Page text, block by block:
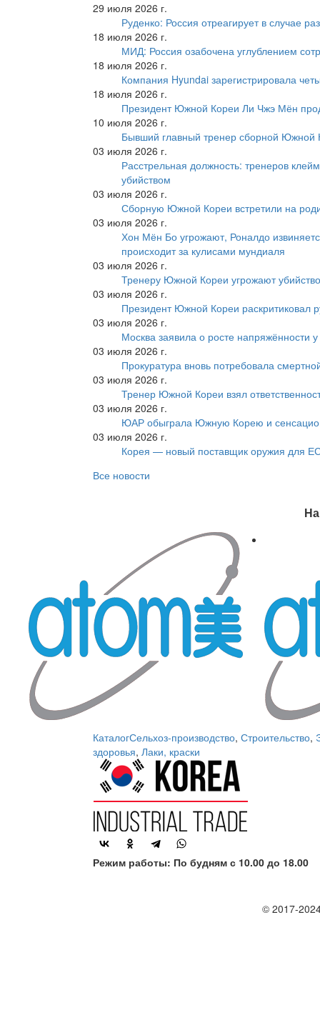
29 июля 2026 г.
Руденко: Россия отреагирует в случае
18 июля 2026 г.
МИД: Россия озабочена углублением
18 июля 2026 г.
Компания Hyundai зарегистрировала
18 июля 2026 г.
Президент Южной Кореи Ли Чжэ Мён
10 июля 2026 г.
Бывший главный тренер сборной Южной
03 июля 2026 г.
Расстрельная должность: тренеров
убийством
03 июля 2026 г.
Сборную Южной Кореи встретили на
03 июля 2026 г.
Хон Мён Бо угрожают, Роналдо
происходит за кулисами мундиаля
03 июля 2026 г.
Тренеру Южной Кореи угрожают
03 июля 2026 г.
Президент Южной Кореи раскритиковал
03 июля 2026 г.
Москва заявила о росте
03 июля 2026 г.
Прокуратура вновь потребовала
03 июля 2026 г.
Тренер Южной Кореи взял
03 июля 2026 г.
ЮАР обыграла Южную Корею и
03 июля 2026 г.
Корея — новый поставщик оружия для
Все новости
КаталогСельхоз-производство, Строительство,
здоровья, Лаки, краски
Режим работы: По будням с 10.00 до 18.00
© 2017-